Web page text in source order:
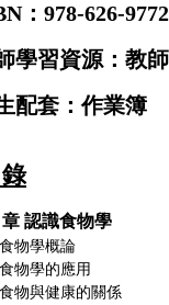
：978-626-
學習資源：教
配套：作業簿
認識食物學
物學概論
物學的應用
物與健康的關係